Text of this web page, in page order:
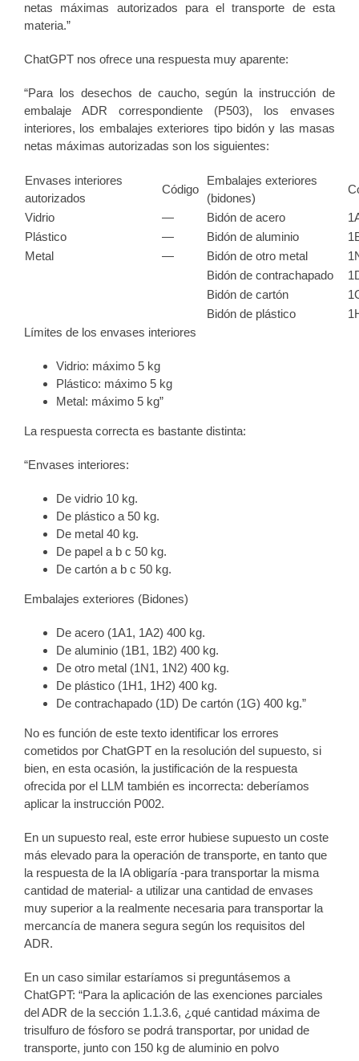
netas máximas autorizados para el transporte de esta
materia.”
ChatGPT nos ofrece una respuesta muy aparente:
“Para los desechos de caucho, según la instrucción de
embalaje ADR correspondiente (P503), los envases
interiores, los embalajes exteriores tipo bidóny las masas
netas máximas autorizadas son los siguientes:
Envases interiores
autorizados
Código
Embalajes exteriores
(bidones)
Vidrio — Bidón de acero
Plástico
— Bidón de aluminio
Metal
— Bidón de otro metal
Bidón de contrachapado
Bidón de cartón
Bidón de plástico
Límites de los envases interiores
Vidrio: máximo 5 kg
Plástico: máximo 5 kg
Metal: máximo 5 kg”
La respuesta correcta es bastante distinta:
“Envases interiores:
De vidrio 10 kg.
De plástico a 50 kg.
De metal 40 kg.
De papel a b c 50 kg.
De cartón a b c 50 kg.
Embalajes exteriores (Bidones)
De acero (1A1, 1A2) 400 kg.
De aluminio (1B1, 1B2) 400 kg.
De otro metal (1N1, 1N2) 400 kg.
De plástico (1H1, 1H2) 400 kg.
De contrachapado (1D) De cartón (1G) 400 kg.”
No es función de este texto identificar los errores
cometidos por ChatGPT en la resolución del supuesto, si
bien, en esta ocasión, la justificación de la respuesta
ofrecida por el LLM también es incorrecta: deberíamos
aplicar la instrucción P002.
En un supuesto real, este error hubiese supuesto un coste
más elevado para la operación de transporte, en tanto que
la respuesta de la IA obligaría -para transportar la misma
cantidad de material- a utilizar una cantidad de envases
muy superior a la realmente necesaria para transportar la
mercancía de manera segura según los requisitos del
ADR.
En un caso similar estaríamos si preguntásemos a
ChatGPT: “Para la aplicación de las exenciones parciales
del ADR de la sección 1.1.3.6, ¿qué cantidad máxima de
trisulfuro de fósforo se podrá transportar, por unidad de
transporte, junto con 150 kg de aluminio en polvo